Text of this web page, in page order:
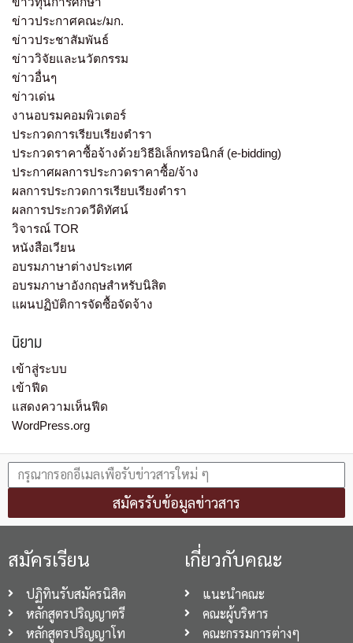
ข่าวประกาศคณะ/มก.
ข่าวประชาสัมพันธ์
ข่าววิจัยและนวัตกรรม
ข่าวอื่นๆ
ข่าวเด่น
งานอบรมคอมพิวเตอร์
ประกวดการเรียบเรียงตำรา
ประกวดราคาซื้อจ้างด้วยวิธีอิเล็กทรอนิกส์ (e-bidding)
ประกาศผลการประกวดราคาซื้อ/จ้าง
ผลการประกวดการเรียบเรียงตำรา
ผลการประกวดวีดิทัศน์
วิจารณ์ TOR
หนังสือเวียน
อบรมภาษาต่างประเทศ
อบรมภาษาอังกฤษสำหรับนิสิต
แผนปฏิบัติการจัดซื้อจัดจ้าง
นิยาม
เข้าสู่ระบบ
เข้าฟีด
แสดงความเห็นฟีด
WordPress.org
สมัครรับข้อมูลข่าวสาร
สมัครเรียน
ปฏิทินรับสมัครนิสิต
หลักสูตรปริญญาตรี
หลักสูตรปริญญาโท
เกี่ยวกับคณะ
แนะนำคณะ
คณะผู้บริหาร
คณะกรรมการต่างๆ